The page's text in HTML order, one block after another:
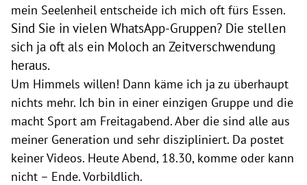
mein Seelenheil entscheide ich mich oft fürs Essen.
Sind Sie in vielen WhatsApp-Gruppen? Die stellen
sich ja oft als ein Moloch an Zeitverschwendung
heraus.
Um Himmels willen! Dann käme ich ja zu überhaupt
nichts mehr. Ich bin in einer einzigen Gruppe und die
macht Sport am Freitagabend. Aber die sind alle aus
meiner Generation und sehr diszipliniert. Da postet
keiner Videos. Heute Abend, 18.30, komme oder kann
nicht – Ende. Vorbildlich.